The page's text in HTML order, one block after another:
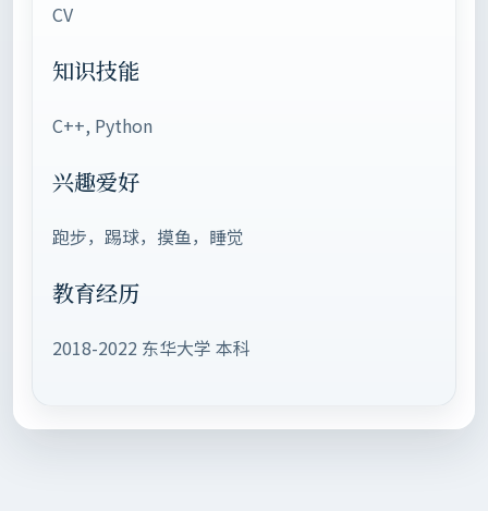
CV
知识技能
C++, Python
兴趣爱好
跑步，踢球，摸鱼，睡觉
教育经历
2018-2022 东华大学 本科